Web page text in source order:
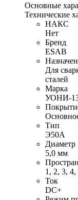
Основные
Технические
НАКС
Нет
Бренд
ESAB
Для
сталей
Марка
УОНИ-
Тип
Э50А
Диаметр
5,0 мм
1, 2, 3, 4,
Ток
DC+